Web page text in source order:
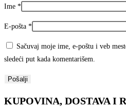
Ime *
E-pošta *
Sačuvaj moje ime, e-poštu i veb
sledeći put kada komentarišem.
KUPOVINA, DOSTAVA I